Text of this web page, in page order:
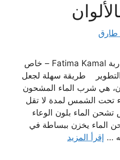
طارق
شحن الماء بالألوان المدربة Fatima Kamal – خاص
والتطوير طريقة سهلة لجعل
هي شرب الماء المشحون
تحت الشمس لمدة لا تقل
الماء بلون الوعاء
الماء يخزن ببساطة في
… إقرأ المزيد